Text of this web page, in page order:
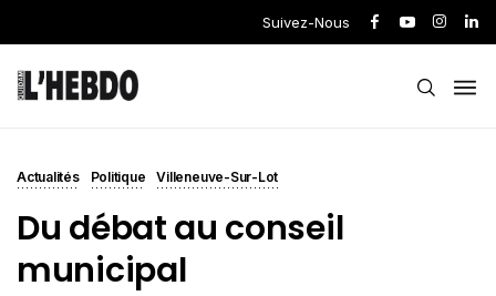
Suivez-Nous
Actualités Politique Villeneuve-Sur-Lot
Du débat au conseil
municipal